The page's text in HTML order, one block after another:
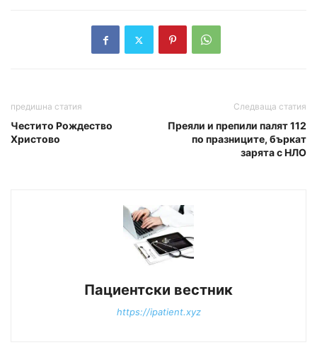
предишна статия
Честито Рождество
Христово
Следваща статия
Преяли и препили палят 112
по празниците, бъркат
зарята с НЛО
Пациентски вестник
https://ipatient.xyz